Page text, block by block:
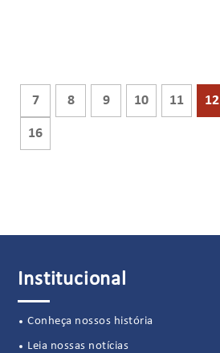
7 8 9 10 11 12
16
Institucional
Conheça nossos história
Leia nossas notícias